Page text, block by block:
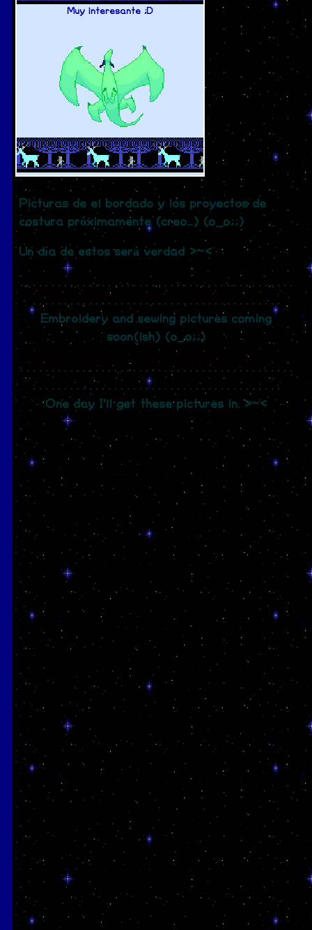
Muy interesante ;D
Picturas de el bordado y los proyectos de
costura próximamente (creo...) (o_o;;)
Un día de estos será verdad >~<
. . . . . . . . . . . . . . . . . . . . . . . . . . . . . . . . . . . . . . . . . . . .
. . . . . . . . . . . . . . . . . . . . . . . . . . . . . . . . . . . . . . . .
Embroidery and sewing pictures coming
soon(ish) (o_o;;)
. . . . . . . . . . . . . . . . . . . . . . . . . . . . . . . . . . . . . . . . . . . .
. . . . . . . . . . . . . . . . . . . . . . . . . . . . . . . . . . . . . . . .
One day I'll get these pictures in. >~<